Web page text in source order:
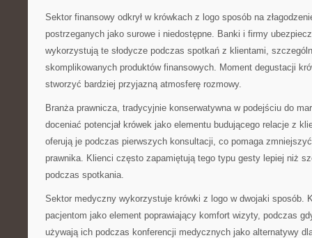
Sektor finansowy odkrył w krówkach z logo sposób na
postrzeganych jako surowe i niedostępne. Banki i firmy
wykorzystują te słodycze podczas spotkań z klientami,
skomplikowanych produktów finansowych. Moment degustacji
stworzyć bardziej przyjazną atmosferę rozmowy.
Branża prawnicza, tradycyjnie konserwatywna w podejściu do
doceniać potencjał krówek jako elementu budującego relacje z
oferują je podczas pierwszych konsultacji, co pomaga
prawnika. Klienci często zapamiętują tego typu gesty lepiej niż
podczas spotkania.
Sektor medyczny wykorzystuje krówki z logo w dwojaki sposób.
pacjentom jako element poprawiający komfort wizyty, podczas
używają ich podczas konferencji medycznych jako alternatywy